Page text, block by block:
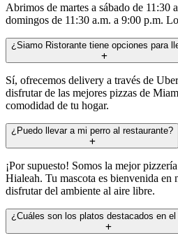
Abrimos de martes a sábado de 11:30
domingos de 11:30 a.m. a 9:00 p.m.
¿Siamo Ristorante tiene opciones para
Sí, ofrecemos delivery a través de
disfrutar de las mejores pizzas de
comodidad de tu hogar.
¿Puedo llevar a mi perro al restaurante?
¡Por supuesto! Somos la mejor
Hialeah. Tu mascota es bienvenida en
disfrutar del ambiente al aire libre.
¿Cuáles son los platos destacados en el